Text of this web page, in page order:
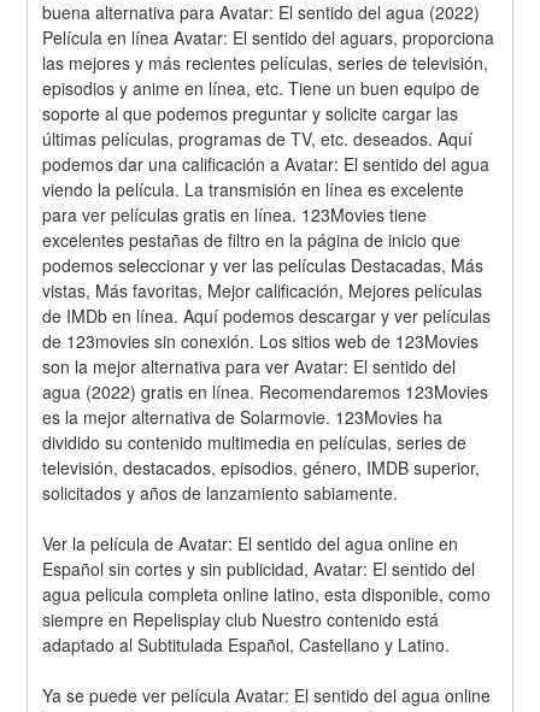
buena alternativa para Avatar: El sentido del agua (2022)
Película en línea Avatar: El sentido del aguars, proporciona
las mejores y más recientes películas, series de televisión,
episodios y anime en línea, etc. Tiene un buen equipo de
soporte al que podemos preguntar y solicite cargar las
últimas películas, programas de TV, etc. deseados. Aquí
podemos dar una calificación a Avatar: El sentido del agua
viendo la película. La transmisión en línea es excelente
para ver películas gratis en línea. 123Movies tiene
excelentes pestañas de filtro en la página de inicio que
podemos seleccionar y ver las películas Destacadas, Más
vistas, Más favoritas, Mejor calificación, Mejores películas
de IMDb en línea. Aquí podemos descargar y ver películas
de 123movies sin conexión. Los sitios web de 123Movies
son la mejor alternativa para ver Avatar: El sentido del
agua (2022) gratis en línea. Recomendaremos 123Movies
es la mejor alternativa de Solarmovie. 123Movies ha
dividido su contenido multimedia en películas, series de
televisión, destacados, episodios, género, IMDB superior,
solicitados y años de lanzamiento sabiamente.
Ver la película de Avatar: El sentido del agua online en
Español sin cortes y sin publicidad, Avatar: El sentido del
agua pelicula completa online latino, esta disponible, como
siempre en Repelisplay club Nuestro contenido está
adaptado al Subtitulada Español, Castellano y Latino.
Ya se puede ver película Avatar: El sentido del agua online